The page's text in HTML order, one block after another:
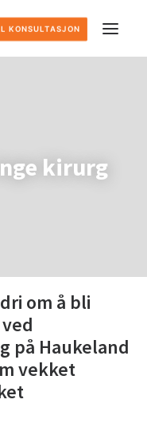
KONSULTASJON
kirurg
om å bli
på Haukeland
vekket